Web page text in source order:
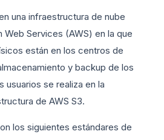
una infraestructura de nube
Web Services (AWS) en la que
están en los centros de
y backup de los
usuarios se realiza en la
de AWS S3.
los siguientes estándares de